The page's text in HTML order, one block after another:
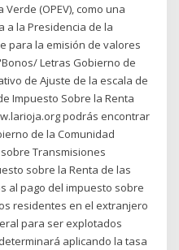
(OPEV), como una
a la Presidencia de la
para la emisión de valores
Letras Gobierno de
de Ajuste de la escala de
Impuesto Sobre la Renta
podrás encontrar
de la Comunidad
Transmisiones
sobre la Renta de las
al pago del impuesto sobre
residentes en el extranjero
para ser explotados
aplicando la tasa